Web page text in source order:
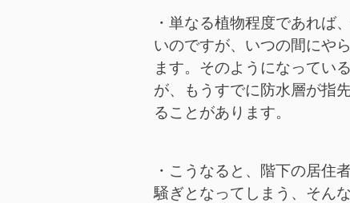
・単なる植物程度であれば
いのですが、いつの間にや
ます。そのようになってい
が、もうすでに防水層が指
ることがあります。
・こうなると、階下の居住
騒ぎとなってしまう、そん